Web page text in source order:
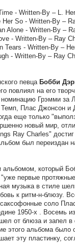
- Written-By – L.
Her So - Written-By –
Alone - Written-By –
- Written-By – Ray
Tears - Written-By –
- Written-By – Ray
певца Бобби
повлиял на его
Грэмми
Плас Джонсон и
еще только
новый мир,
Ray Charles"
был переиздан
который
первые
музыка в стиле
к ритм-н-блюзу.
соло
1950-х . Восемь
от блюза и
этого альбома
эту пластинку,